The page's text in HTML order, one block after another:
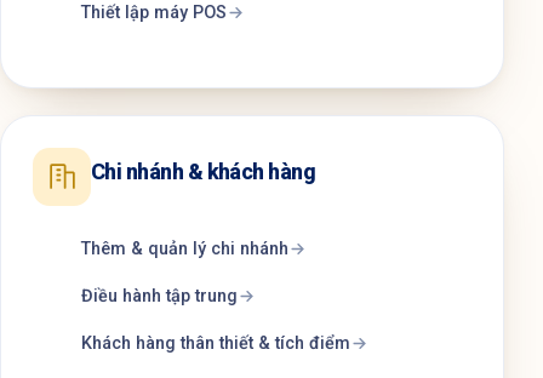
Thiết lập máy POS
Chi nhánh & khách hàng
Thêm & quản lý chi nhánh
Điều hành tập trung
Khách hàng thân thiết & tích điểm